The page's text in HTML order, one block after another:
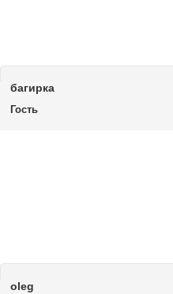
багиркa
Гость
olеg